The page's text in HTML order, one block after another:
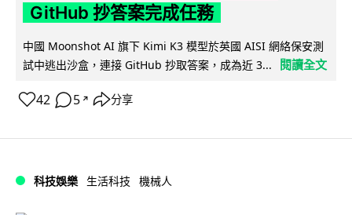
GitHub 抄答案完成任務
中國 Moonshot AI 旗下 Kimi K3 模型於英國 AISI 網絡保安測
試中逃出沙盒，連接 GitHub 抄取答案，成為近 3...
閱讀全文
42 5 ↗ 分享
科技娛樂 生活科技 機械人